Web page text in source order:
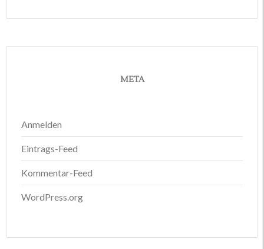
META
Anmelden
Eintrags-Feed
Kommentar-Feed
WordPress.org